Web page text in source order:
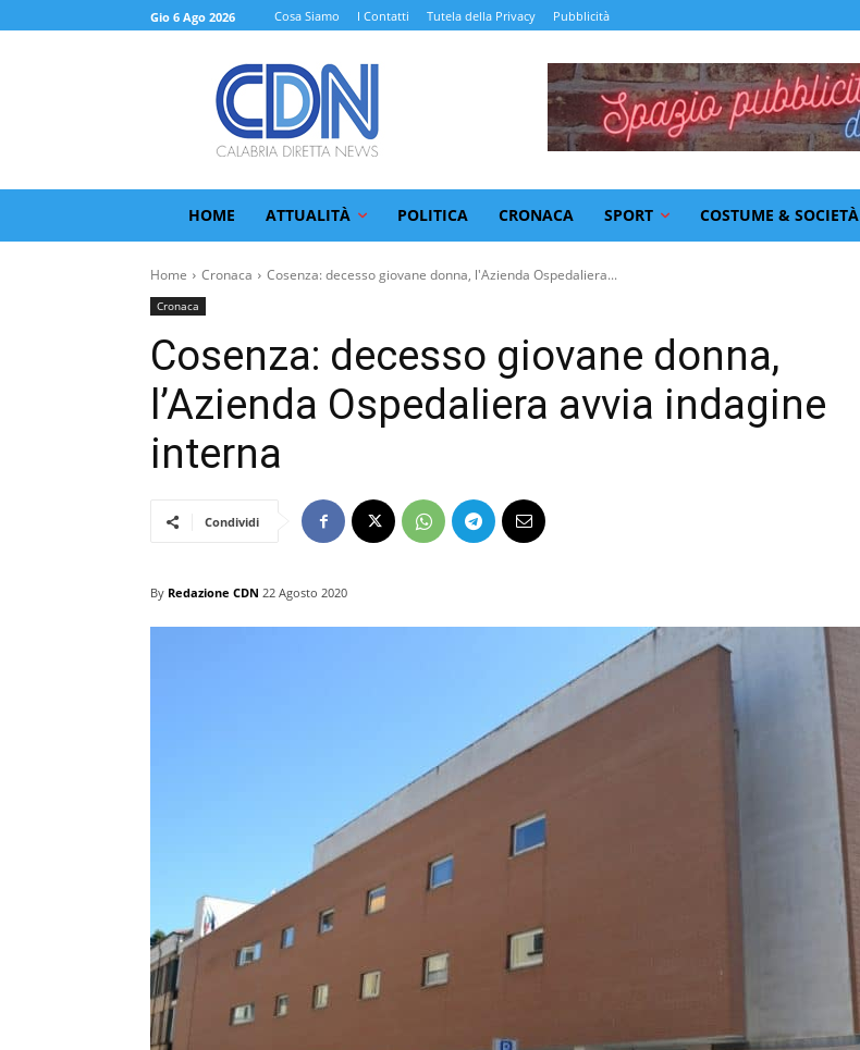
Gio 6 Ago 2026 Cosa Siamo I Contatti Tutela della Privacy Pubblicità
HOME ATTUALITÀ POLITICA CRONACA SPORT COSTUME & SOCIETÀ
Home Cronaca Cosenza: decesso giovane donna, l'Azienda Ospedaliera...
Cronaca
Cosenza: decesso giovane donna,
l’Azienda Ospedaliera avvia indagine
interna
Condividi
By Redazione CDN 22 Agosto 2020